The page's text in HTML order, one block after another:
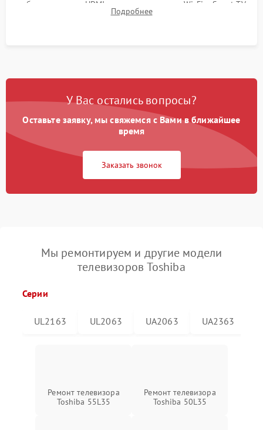
работы разъемов HDMI, динамиков, модуля Wi-Fi и Smart TV
в рабочем режиме в течение нескольких часов.
Подробнее
У Вас остались вопросы?
Оставьте заявку, мы свяжемся с Вами в ближайшее
время
Заказать звонок
Мы ремонтируем и другие модели
телевизоров Toshiba
Серии
UL2163 UL2063 UA2063 UA2363
Ремонт телевизора
Toshiba 55L35
Ремонт телевизора
Toshiba 50L35